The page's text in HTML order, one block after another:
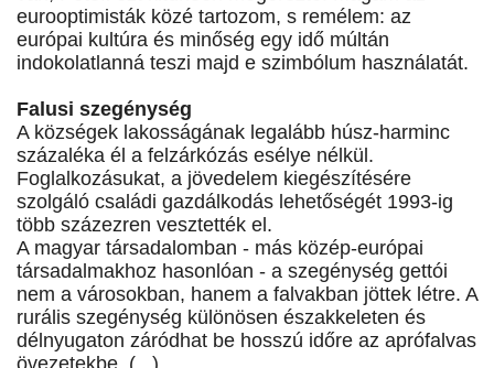
eurooptimisták közé tartozom, s remélem: az
európai kultúra és minőség egy idő múltán
indokolatlanná teszi majd e szimbólum használatát.
Falusi szegénység
A községek lakosságának legalább húsz-harminc
százaléka él a felzárkózás esélye nélkül.
Foglalkozásukat, a jövedelem kiegészítésére
szolgáló családi gazdálkodás lehetőségét 1993-ig
több százezren vesztették el.
A magyar társadalomban - más közép-európai
társadalmakhoz hasonlóan - a szegénység gettói
nem a városokban, hanem a falvakban jöttek létre. A
rurális szegénység különösen északkeleten és
délnyugaton záródhat be hosszú időre az aprófalvas